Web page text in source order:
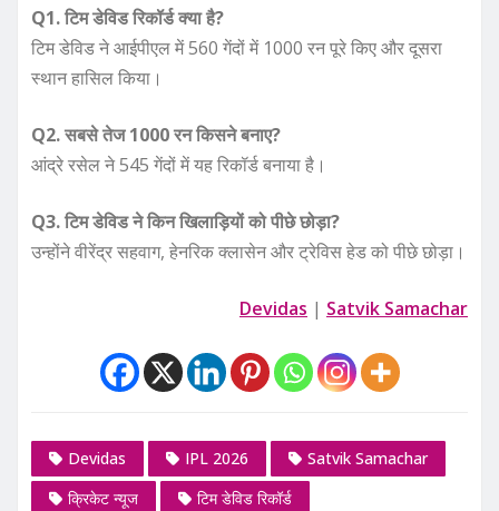
Q1. टिम डेविड रिकॉर्ड क्या है?
टिम डेविड ने आईपीएल में 560 गेंदों में 1000 रन पूरे किए और दूसरा
स्थान हासिल किया।
Q2. सबसे तेज 1000 रन किसने बनाए?
आंद्रे रसेल ने 545 गेंदों में यह रिकॉर्ड बनाया है।
Q3. टिम डेविड ने किन खिलाड़ियों को पीछे छोड़ा?
उन्होंने वीरेंद्र सहवाग, हेनरिक क्लासेन और ट्रेविस हेड को पीछे छोड़ा।
Devidas | Satvik Samachar
Devidas IPL 2026
Satvik Samachar
क्रिकेट न्यूज
टिम डेविड रिकॉर्ड